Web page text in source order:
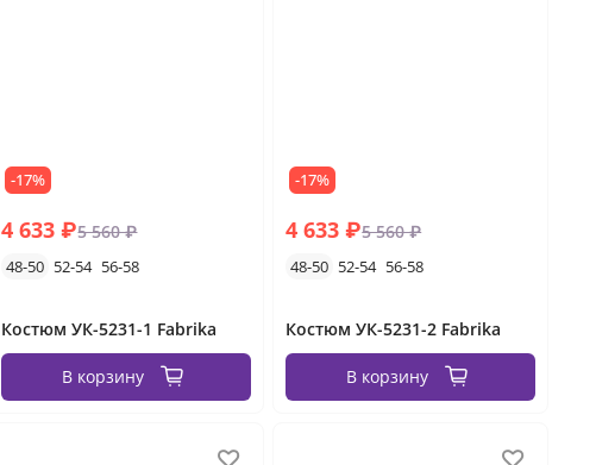
-17%
4 633 ₽5 560 ₽
48-50 52-54 56-58
Костюм УК-5231-1 Fabrika
В корзину
-17%
4 633 ₽5 560 ₽
48-50 52-54 56-58
Костюм УК-5231-2 Fabrika
В корзину